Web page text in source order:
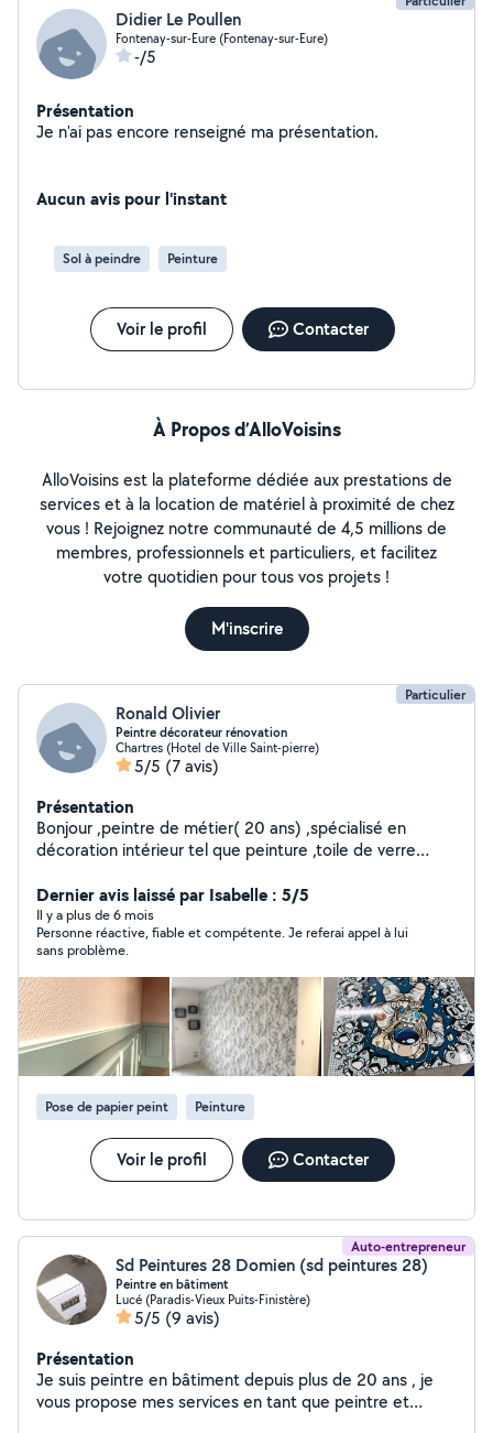
Didier Le Poullen
Fontenay-sur-Eure (Fontenay-sur-Eure)
-/5
Présentation
Je n'ai pas encore renseigné ma présentation.
Aucun avis pour l'instant
Sol à peindre Peinture
Voir le profil Contacter
À Propos d’AlloVoisins
AlloVoisins est la plateforme dédiée aux prestations de
services et à la location de matériel à proximité de chez
vous ! Rejoignez notre communauté de 4,5 millions de
membres, professionnels et particuliers, et facilitez
votre quotidien pour tous vos projets !
M'inscrire
Particulier
Ronald Olivier
Peintre décorateur rénovation
Chartres (Hotel de Ville Saint-pierre)
5/5 (7 avis)
Présentation
Bonjour ,peintre de métier( 20 ans) ,spécialisé en
décoration intérieur tel que peinture ,toile de verre
reloockage de meuble en bois ,je peux poser du sol
parquet,sol pvc ,dalle etc... pour plus d information sur
vos projet contacter moi ,bonne journée.
Dernier avis laissé par Isabelle : 5/5
Il y a plus de 6 mois
Personne réactive, fiable et compétente. Je referai appel à lui
sans problème.
Pose de papier peint Peinture
Voir le profil Contacter
Auto-entrepreneur
Sd Peintures 28 Domien (sd peintures 28)
Peintre en bâtiment
Lucé (Paradis-Vieux Puits-Finistère)
5/5 (9 avis)
Présentation
Je suis peintre en bâtiment depuis plus de 20 ans , je
vous propose mes services en tant que peintre et